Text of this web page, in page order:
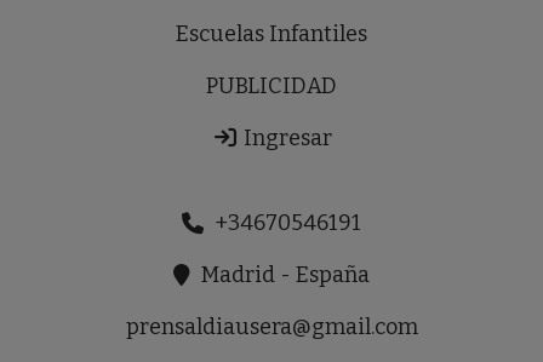
Escuelas Infantiles
PUBLICIDAD
Ingresar
+34670546191
Madrid - España
prensaldiausera@gmail.com